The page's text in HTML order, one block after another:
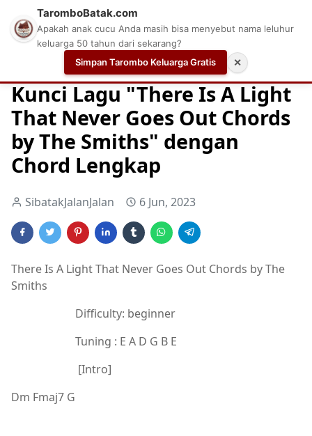
Chord Chord Gitar Chord Gitar Terbaik
Kunci Lagu "There Is A Light
That Never Goes Out Chords
by The Smiths" dengan
Chord Lengkap
SibatakJalanJalan 6 Jun, 2023
There Is A Light That Never Goes Out Chords by The
Smiths
Difficulty: beginner
Tuning : E A D G B E
[Intro]
Dm Fmaj7 G
TaromboBatak.com
Apakah anak cucu Anda masih bisa menyebut nama leluhur
keluarga 50 tahun dari sekarang?
Simpan Tarombo Keluarga Gratis
✕